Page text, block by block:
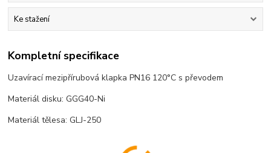
Ke stažení
Kompletní specifikace
Uzavírací mezipřírubová klapka PN16 120°C s převodem
Materiál disku: GGG40-Ni
Materiál tělesa: GLJ-250